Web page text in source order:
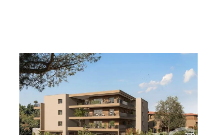
PORTO VECCHIO 201
67,88 m2, 3 pièces
Ref : 1133
Appartement T3 à vendre
329 600 €
Visiter le site dédié